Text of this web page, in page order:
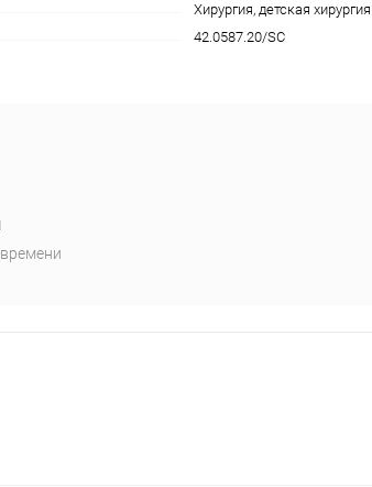
Хирургия, детская хирургия
42.0587.20/SC